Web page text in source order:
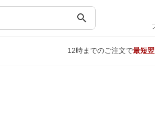
search
12時までのご注文で最短